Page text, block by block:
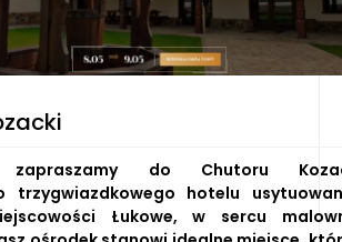
zapraszamy do Chutoru
trzygwiazdkowego hotelu
Łukowe, w sercu